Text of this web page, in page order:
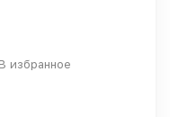
В избранное